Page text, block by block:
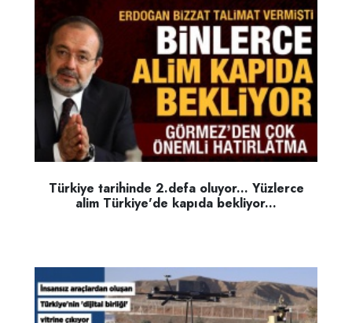
Türkiye tarihinde 2.defa oluyor... Yüzlerce
alim Türkiye'de kapıda bekliyor...